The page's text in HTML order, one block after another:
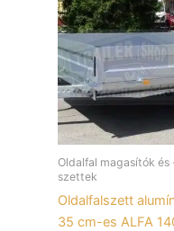
Oldalfal magasítók és
szettek
Oldalfalszett
35 cm-es ALFA